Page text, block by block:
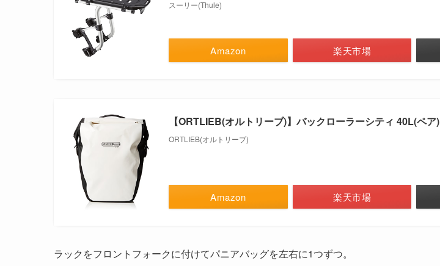
スーリー(Thule)
Amazon 楽天市場
【ORTLIEB(オルトリーブ)】バックローラーシティ 40L(ペア)
ORTLIEB(オルトリーブ)
Amazon 楽天市場
ラックをフロントフォークに付けてパニアバッグを左右に1つずつ。